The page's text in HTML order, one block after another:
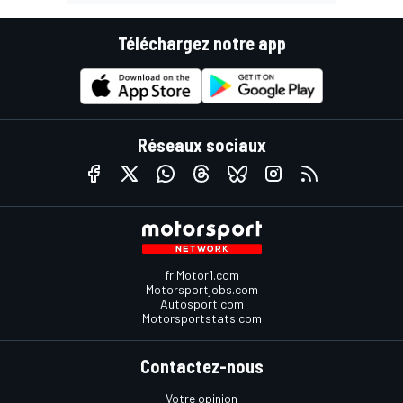
Téléchargez notre app
Réseaux sociaux
fr.Motor1.com
Motorsportjobs.com
Autosport.com
Motorsportstats.com
Contactez-nous
Votre opinion